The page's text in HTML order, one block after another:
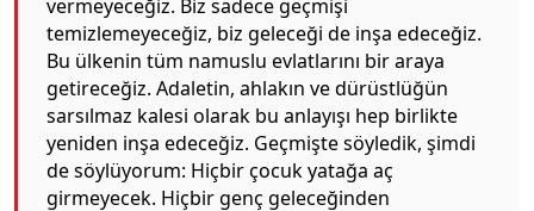
vermeyeceğiz. Biz sadece geçmişi
temizlemeyeceğiz, biz geleceği de inşa edeceğiz.
Bu ülkenin tüm namuslu evlatlarını bir araya
getireceğiz. Adaletin, ahlakın ve dürüstlüğün
sarsılmaz kalesi olarak bu anlayışı hep birlikte
yeniden inşa edeceğiz. Geçmişte söyledik, şimdi
de söylüyorum: Hiçbir çocuk yatağa aç
girmeyecek. Hiçbir genç geleceğinden